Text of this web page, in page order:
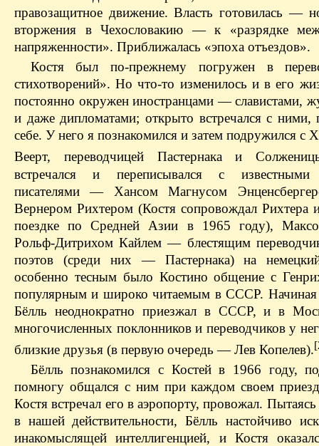
правозащитное движение. Власть готовилась —
вторжения в Чехословакию — к «разрядке
напряженности». Приближалась «эпоха отъездов».
Костя был по-прежнему погружен в
стихотворений». Но что-то изменилось и в его
постоянно окружен иностранцами — славистами,
и даже дипломатами; открыто встречался с ними,
себе. У него я познакомился и затем подружился с
Веерт, переводчицей Пастернака и
встречался и переписывался с известными
писателями — Хансом Магнусом
Вернером Рихтером (Костя сопровождал Рихтера
поездке по Средней Азии в 1965 году),
Рольф-Дитрихом Кайлем — блестящим
поэтов (среди них — Пастернака) на
особенно тесным было Костино общение с
популярным и широко читаемым в СССР. Начиная
Бёлль неоднократно приезжал в СССР, и в
многочисленных поклонников и переводчиков у
близкие друзья (в первую очередь — Лев Копелев).
Бёлль познакомился с Костей в 1966 году,
помногу общался с ним при каждом своем
Костя встречал его в аэропорту, провожал. Пытаясь
в нашей действительности, Бёлль настойчиво
инакомыслящей интеллигенцией, и Костя